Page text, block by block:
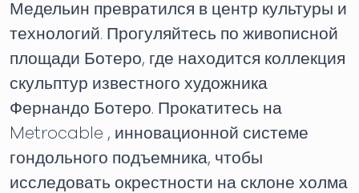
Медельин превратился в центр культуры и
технологий. Прогуляйтесь по живописной
площади Ботеро, где находится коллекция
скульптур известного художника
Фернандо Ботеро. Прокатитесь на
Metrocable , инновационной системе
гондольного подъемника, чтобы
исследовать окрестности на склоне холма